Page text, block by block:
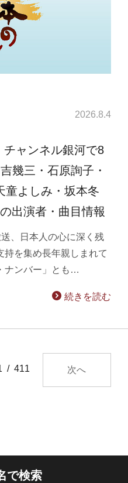
2026.8.4
チャンネル銀河で8
幾三・石原詢子・
童よしみ・坂本冬
出演者・曲目情報
、日本人の心に深く残
持を集め長年親しまれて
ナンバー」とも…
続きを読む
/ 411 次へ
で検索